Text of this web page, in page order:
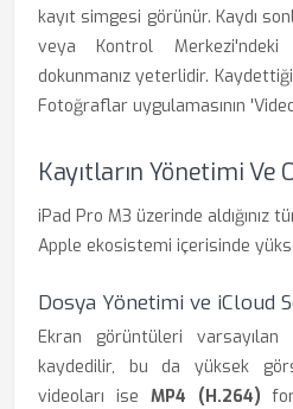
kayıt simgesi görünür. Kaydı
veya Kontrol
dokunmanız yeterlidir.
Fotoğraflar uygulamasının
Kayıtların Yönetimi Ve
iPad Pro M3 üzerinde aldığınız
Apple ekosistemi içerisinde
Dosya Yönetimi ve iCloud
Ekran görüntüleri varsayılan
kaydedilir, bu da yüksek
videoları ise MP4 (H.264)